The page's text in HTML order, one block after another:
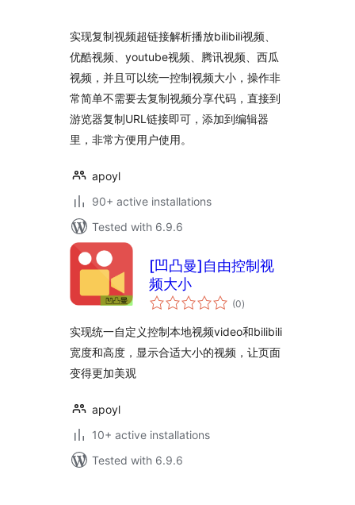
实现复制视频超链接解析播放bilibili视频、
优酷视频、youtube视频、腾讯视频、西瓜
视频，并且可以统一控制视频大小，操作非
常简单不需要去复制视频分享代码，直接到
游览器复制URL链接即可，添加到编辑器
里，非常方便用户使用。
apoyl
90+ active installations
Tested with 6.9.6
[凹凸曼]自由控制视
频大小
(0total
ratings
)
实现统一自定义控制本地视频video和bilibili
宽度和高度，显示合适大小的视频，让页面
变得更加美观
apoyl
10+ active installations
Tested with 6.9.6